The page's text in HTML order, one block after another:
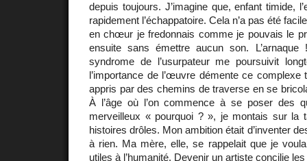
depuis toujours. J’imagine que, enfant timide,
rapidement l’échappatoire. Cela n’a pas été
en chœur je fredonnais comme je pouvais le
ensuite sans émettre aucun son. L’arnaque
syndrome de l’usurpateur me poursuivit
l’importance de l’œuvre démente ce
appris par des chemins de traverse en se
À l’âge où l’on commence à se poser des
merveilleux « pourquoi ? », je montais sur la
histoires drôles. Mon ambition était d’inventer
à rien. Ma mère, elle, se rappelait que je
utiles à l’humanité. Devenir un artiste concilie